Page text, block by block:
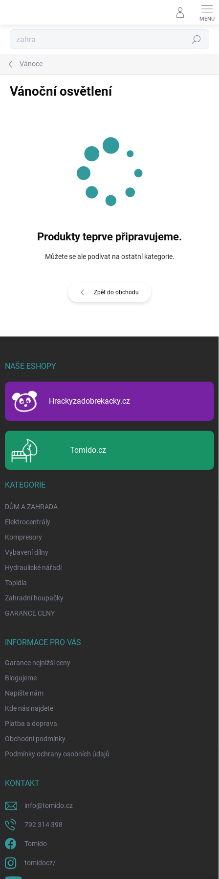
Hledat
Vánoce
Vánoční osvětlení
Produkty teprve připravujeme.
Můžete se ale podívat na ostatní kategorie.
Zpět do obchodu
NAŠE ESHOPY
Hrackyzadobrekacky.cz
Tomido.cz
KATEGORIE
DŮM A ZAHRADA
Elektrocentrály
Kompresory
Vybavení dílny
Hydraulické nářadí
Topidla
Zahradní houpačky
GARANCE CENY
INFORMACE PRO VÁS
Garance nejnižší ceny
Blogujeme
Napište nám
Kde nás najdete
Platba a doprava
Obchodní podmínky
Podmínky ochrany osobních údajů
KONTAKT
info@tomido.cz
792 314 398
Tomido
tomidocz/